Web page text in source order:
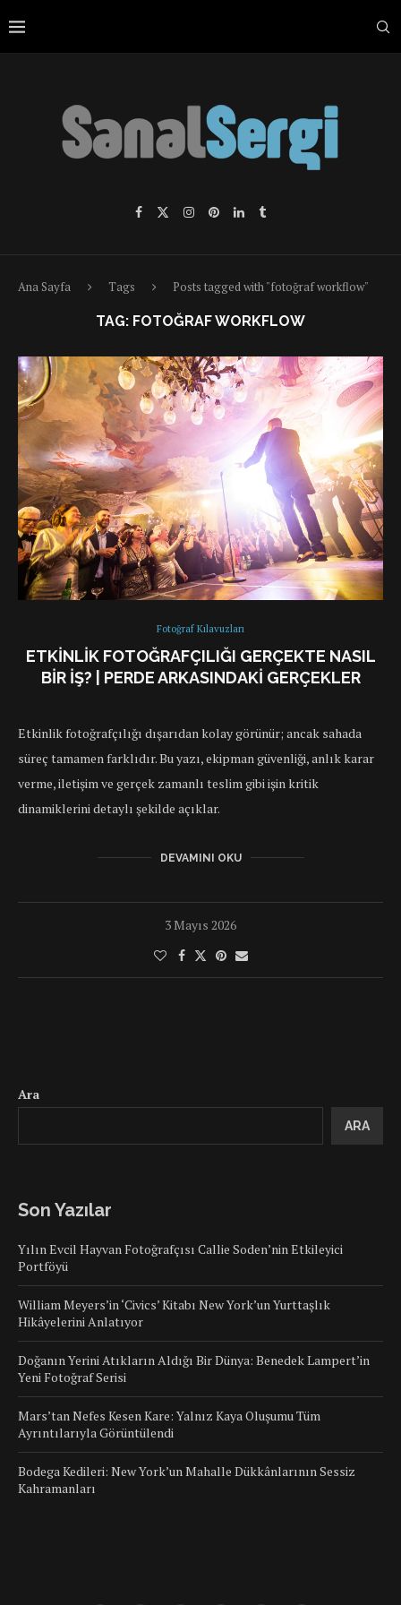
Ana Sayfa Tags Posts tagged with "fotoğraf workflow"
TAG: FOTOĞRAF WORKFLOW
Fotoğraf Kılavuzları
ETKINLIK FOTOĞRAFÇILIĞI GERÇEKTE NASIL
BIR İŞ? | PERDE ARKASINDAKI GERÇEKLER
Etkinlik fotoğrafçılığı dışarıdan kolay görünür; ancak sahada
süreç tamamen farklıdır. Bu yazı, ekipman güvenliği, anlık karar
verme, iletişim ve gerçek zamanlı teslim gibi işin kritik
dinamiklerini detaylı şekilde açıklar.
DEVAMINI OKU
3 Mayıs 2026
Ara
ARA
Son Yazılar
Yılın Evcil Hayvan Fotoğrafçısı Callie Soden’nin Etkileyici
Portföyü
William Meyers’in ‘Civics’ Kitabı New York’un Yurttaşlık
Hikâyelerini Anlatıyor
Doğanın Yerini Atıkların Aldığı Bir Dünya: Benedek Lampert’in
Yeni Fotoğraf Serisi
Mars’tan Nefes Kesen Kare: Yalnız Kaya Oluşumu Tüm
Ayrıntılarıyla Görüntülendi
Bodega Kedileri: New York’un Mahalle Dükkânlarının Sessiz
Kahramanları